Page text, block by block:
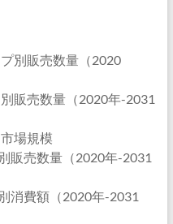
別販売数量（2020
販売数量（2020年-2031
場規模
販売数量（2020年-2031
消費額（2020年-2031